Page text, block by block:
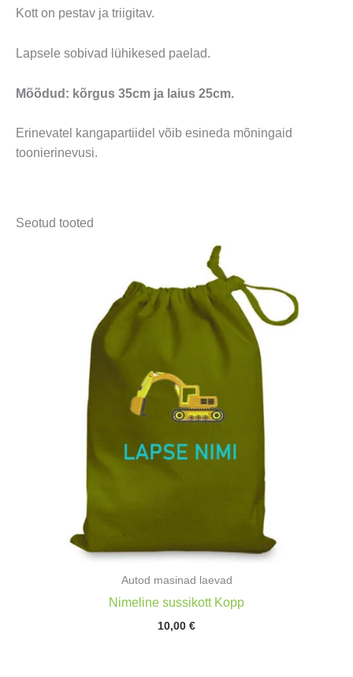
Kott on pestav ja triigitav.
Lapsele sobivad lühikesed paelad.
Mõõdud: kõrgus 35cm ja laius 25cm.
Erinevatel kangapartiidel võib esineda mõningaid
toonierinevusi.
Seotud tooted
Autod masinad laevad
Nimeline sussikott Kopp
10,00 €